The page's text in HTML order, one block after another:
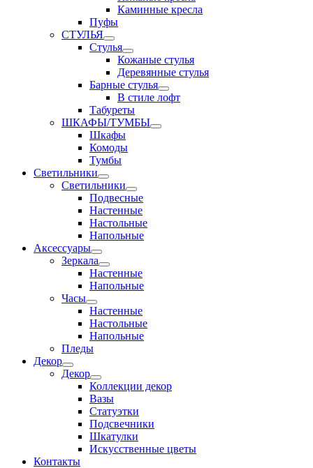
Каминные кресла
Пуфы
СТУЛЬЯ
Стулья
Кожаные стулья
Деревянные стулья
Барные стулья
В стиле лофт
Табуреты
ШКАФЫ/ТУМБЫ
Шкафы
Комоды
Тумбы
Светильники
Светильники
Подвесные
Настенные
Настольные
Напольные
Аксессуары
Зеркала
Настенные
Напольные
Часы
Настенные
Настольные
Напольные
Пледы
Декор
Декор
Коллекции декор
Вазы
Статуэтки
Подсвечники
Шкатулки
Искусственные цветы
Контакты